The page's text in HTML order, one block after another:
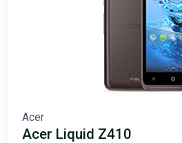
Acer
Acer Liquid Z410